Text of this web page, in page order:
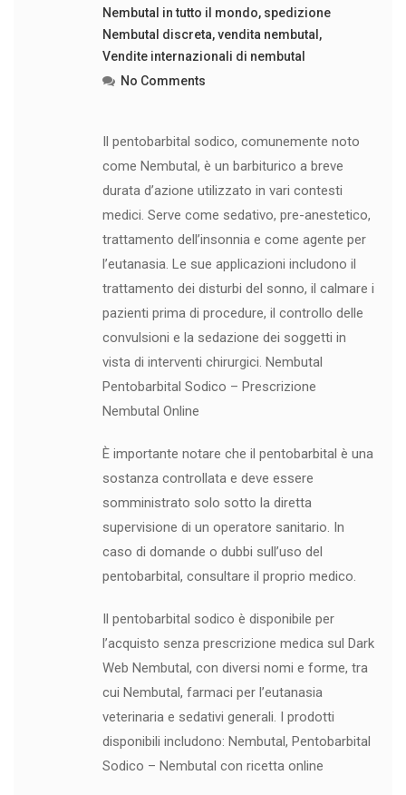
Nembutal in tutto il mondo, spedizione
Nembutal discreta,vendita nembutal ,
Vendite internazionali di nembutal
No Comments
Il pentobarbital sodico, comunemente noto
come Nembutal, è un barbiturico a breve
durata d’azione utilizzato in vari contesti
medici. Serve come sedativo, pre-anestetico,
trattamento dell’insonnia e come agente per
l’eutanasia. Le sue applicazioni includono il
trattamento dei disturbi del sonno, il calmare i
pazienti prima di procedure, il controllo delle
convulsioni e la sedazione dei soggetti in
vista di interventi chirurgici. Nembutal
Pentobarbital Sodico – Prescrizione
Nembutal Online
È importante notare che il pentobarbital è una
sostanza controllata e deve essere
somministrato solo sotto la diretta
supervisione di un operatore sanitario. In
caso di domande o dubbi sull’uso del
pentobarbital, consultare il proprio medico.
Il pentobarbital sodico è disponibile per
l’acquisto senza prescrizione medica sul Dark
Web Nembutal, con diversi nomi e forme, tra
cui Nembutal, farmaci per l’eutanasia
veterinaria e sedativi generali. I prodotti
disponibili includono: Nembutal, Pentobarbital
Sodico – Nembutal con ricetta online